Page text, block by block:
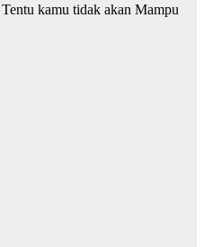
kamu tidak akan Mampu